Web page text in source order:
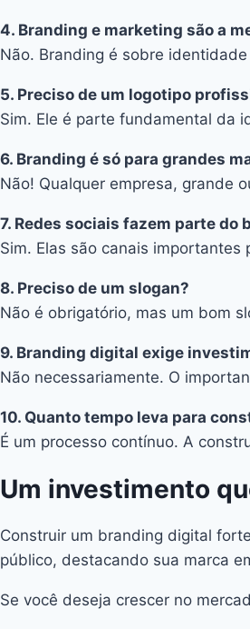
4. Branding e marketing são a
Não. Branding é sobre
5. Preciso de um logotipo
Sim. Ele é parte fundamental da
6. Branding é só para grandes
Não! Qualquer empresa, grande
7. Redes sociais fazem parte do
Sim. Elas são canais
8. Preciso de um slogan?
Não é obrigatório, mas um bom
9. Branding digital exige
Não necessariamente. O
10. Quanto tempo leva para
É um processo contínuo. A
Um investimento
Construir um branding digital
público, destacando sua marca
Se você deseja crescer no